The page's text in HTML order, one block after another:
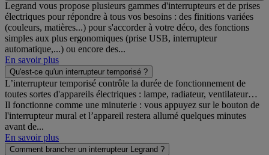
Legrand vous propose plusieurs gammes d'interrupteurs et de prises
électriques pour répondre à tous vos besoins : des finitions variées
(couleurs, matières...) pour s'accorder à votre déco, des fonctions
simples aux plus ergonomiques (prise USB, interrupteur
automatique,...) ou encore des...
En savoir plus
Qu'est-ce qu'un interrupteur temporisé ?
L’interrupteur temporisé contrôle la durée de fonctionnement de
toutes sortes d'appareils électriques : lampe, radiateur, ventilateur…
Il fonctionne comme une minuterie : vous appuyez sur le bouton de
l'interrupteur mural et l’appareil restera allumé quelques minutes
avant de...
En savoir plus
Comment brancher un interrupteur Legrand ?